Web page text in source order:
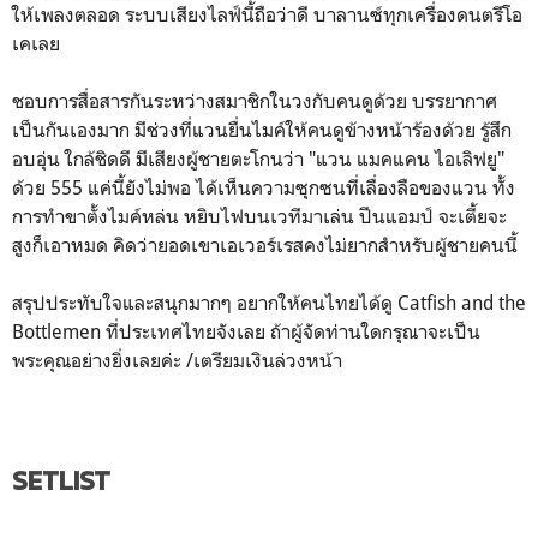
ให้เพลงตลอด ระบบเสียงไลฟ์นี้ถือว่าดี บาลานซ์ทุกเครื่องดนตรีโอ
เคเลย
ชอบการสื่อสารกันระหว่างสมาชิกในวงกับคนดูด้วย บรรยากาศ
เป็นกันเองมาก มีช่วงที่แวนยื่นไมค์ให้คนดูข้างหน้าร้องด้วย รู้สึก
อบอุ่น ใกล้ชิดดี มีเสียงผู้ชายตะโกนว่า "แวน แมคแคน ไอเลิฟยู"
ด้วย 555 แค่นี้ยังไม่พอ ได้เห็นความซุกซนที่เลื่องลือของแวน ทั้ง
การทำขาตั้งไมค์หล่น หยิบไฟบนเวทีมาเล่น ปีนแอมป์ จะเตี้ยจะ
สูงก็เอาหมด คิดว่ายอดเขาเอเวอร์เรสคงไม่ยากสำหรับผู้ชายคนนี้
สรุปประทับใจและสนุกมากๆ อยากให้คนไทยได้ดู Catfish and the
Bottlemen ที่ประเทศไทยจังเลย ถ้าผู้จัดท่านใดกรุณาจะเป็น
พระคุณอย่างยิ่งเลยค่ะ /เตรียมเงินล่วงหน้า
SETLIST